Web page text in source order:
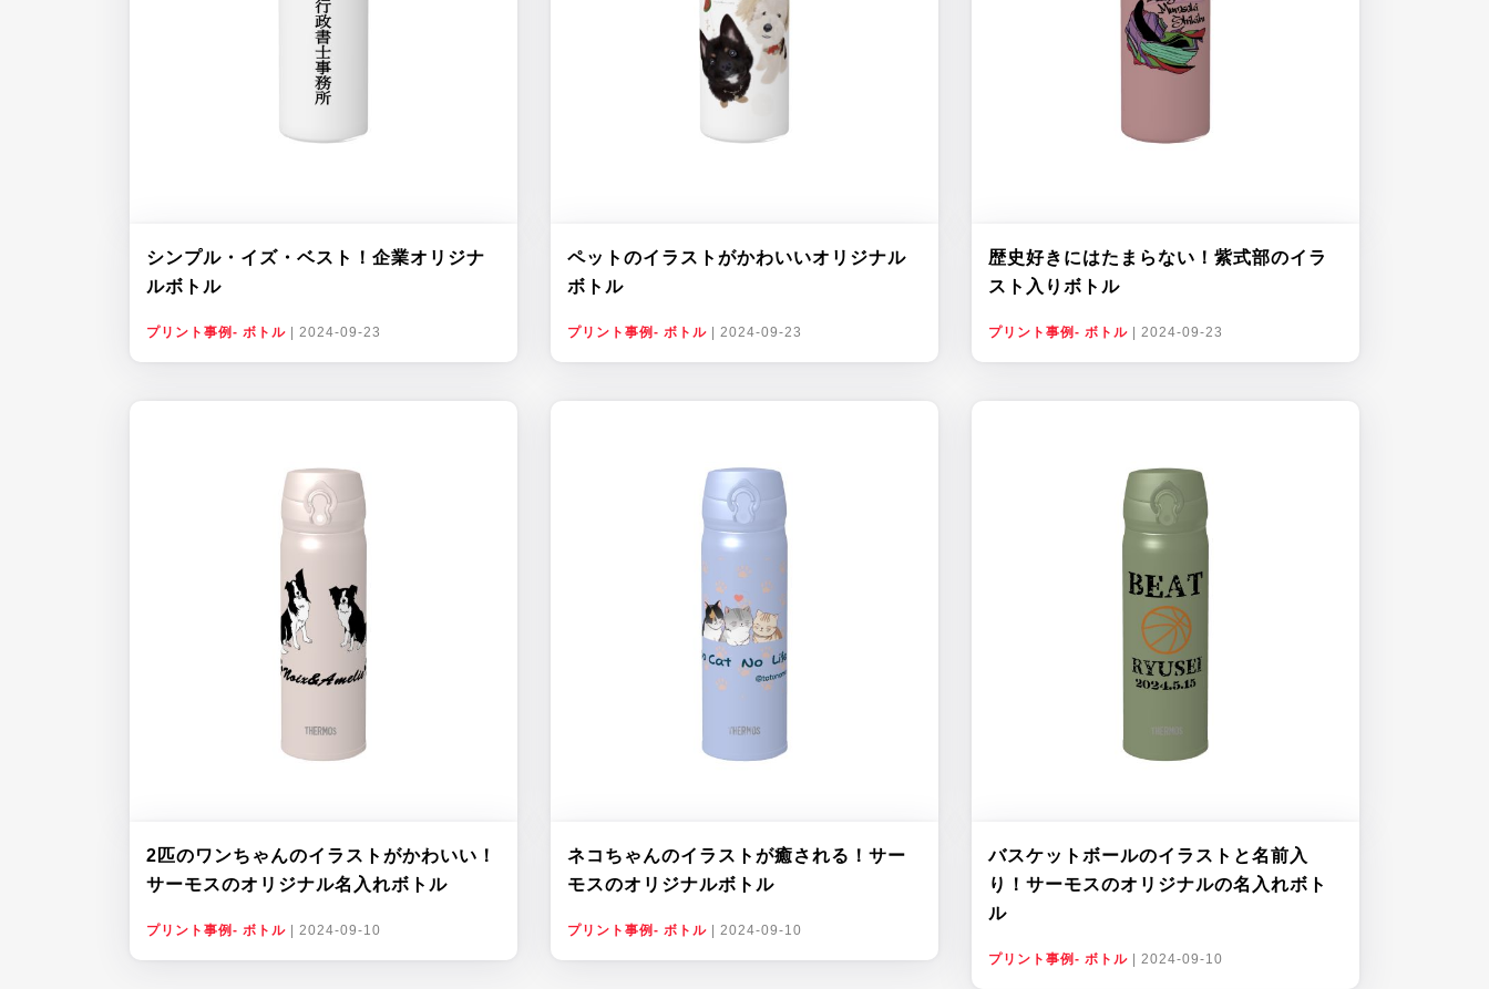
シンプル・イズ・ベスト！企業オリジナ
ルボトル
プリント事例- ボトル 2024-09-23
ペットのイラストがかわいいオリジナル
ボトル
プリント事例- ボトル 2024-09-23
歴史好きにはたまらない！紫式部のイラ
スト入りボトル
プリント事例- ボトル 2024-09-23
2匹のワンちゃんのイラストがかわいい！
サーモスのオリジナル名入れボトル
プリント事例- ボトル 2024-09-10
ネコちゃんのイラストが癒される！サー
モスのオリジナルボトル
プリント事例- ボトル 2024-09-10
バスケットボールのイラストと名前入
り！サーモスのオリジナルの名入れボト
ル
プリント事例- ボトル 2024-09-10